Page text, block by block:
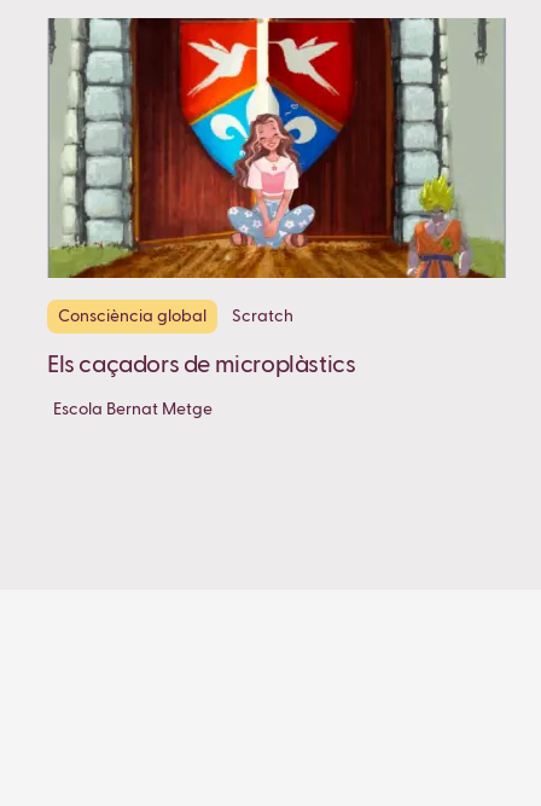
Consciència global Scratch
Els caçadors de microplàstics
Escola Bernat Metge